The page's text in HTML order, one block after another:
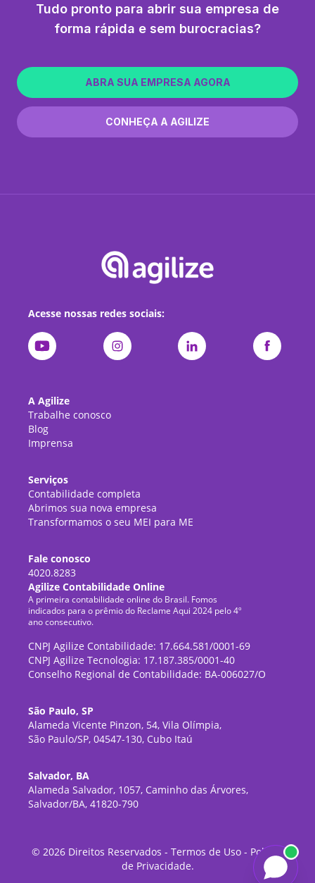
Tudo pronto para abrir sua empresa de
forma rápida e sem burocracias?
ABRA SUA EMPRESA AGORA
CONHEÇA A AGILIZE
Acesse nossas redes sociais:
A Agilize
Trabalhe conosco
Blog
Imprensa
Serviços
Contabilidade completa
Abrimos sua nova empresa
Transformamos o seu MEI para ME
Fale conosco
4020.8283
Agilize Contabilidade Online
A primeira contabilidade online do Brasil. Fomos
indicados para o prêmio do Reclame Aqui 2024 pelo 4º
ano consecutivo.
CNPJ Agilize Contabilidade: 17.664.581/0001-69
CNPJ Agilize Tecnologia: 17.187.385/0001-40
Conselho Regional de Contabilidade: BA-006027/O
São Paulo, SP
Alameda Vicente Pinzon, 54, Vila Olímpia,
São Paulo/SP, 04547-130, Cubo Itaú
Salvador, BA
Alameda Salvador, 1057, Caminho das Árvores,
Salvador/BA, 41820-790
© 2026Direitos Reservados - Termos de Uso- Política
de Privacidade.